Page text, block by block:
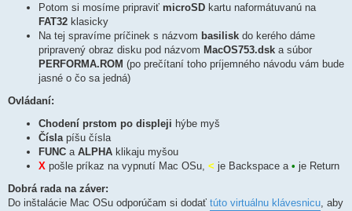
Potom si mosíme pripraviť microSD kartu naformátuvanú na
FAT32 klasicky
Na tej spravíme príčinek s názvom basilisk do kerého dáme
pripravený obraz disku pod názvom MacOS753.dsk a súbor
PERFORMA.ROM (po prečítaní toho príjemného návodu vám bude
jasné o čo sa jedná)
Ovládaní:
Chodení prstom po displeji hýbe myš
Čísla píšu čísla
FUNC a ALPHA klikaju myšou
X pošle príkaz na vypnutí Mac OSu, < je Backspace a • je Return
Dobrá rada na záver:
Do inštalácie Mac OSu odporúčam si dodať túto virtuálnu klávesnicu, aby